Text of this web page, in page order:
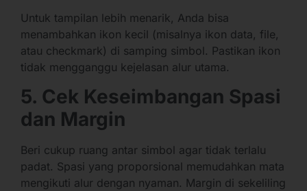
Untuk tampilan lebih menarik, Anda bisa
menambahkan ikon kecil (misalnya ikon data, file,
atau checkmark) di samping simbol. Pastikan ikon
tidak mengganggu kejelasan alur utama.
5. Cek Keseimbangan Spasi
dan Margin
Beri cukup ruang antar simbol agar tidak terlalu
padat. Spasi yang proporsional memudahkan mata
mengikuti alur dengan nyaman. Margin di sekeliling